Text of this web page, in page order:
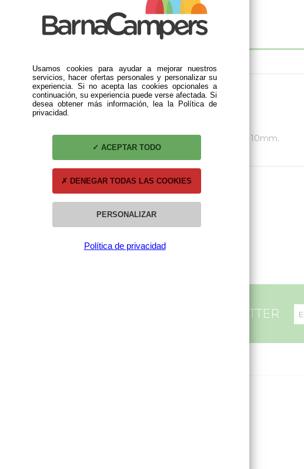
Bomba de Agua Automática SHURFLO 7L.
Marca: LILIE-SHURFLO
Se suministra con un racor recto y uno de 90º de 10mm.
bomba de agua
automática
inovtech 17l.
bomba de agua
shurflo 7l
59,90 €
SUBSCRÍBETE A NUESTRA NEWSLETTER
Usamos cookies para ayudar a mejorar nuestros
servicios, hacer ofertas personales y personalizar su
experiencia. Si no acepta las cookies opcionales a
continuación, su experiencia puede verse afectada. Si
desea obtener más información, lea la Política de
privacidad.
ACEPTAR TODO
DENEGAR TODAS LAS COOKIES
PERSONALIZAR
Política de privacidad